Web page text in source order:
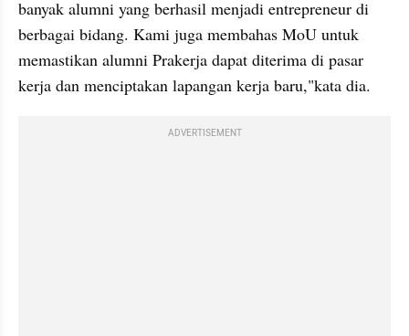
banyak alumni yang berhasil menjadi entrepreneur di
berbagai bidang. Kami juga membahas MoU untuk
memastikan alumni Prakerja dapat diterima di pasar
ADVERTISEMENT